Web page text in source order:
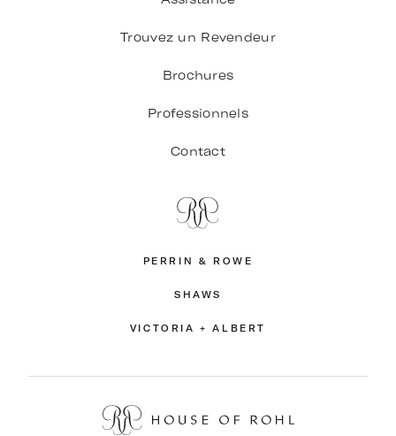
Trouvez un Revendeur
Brochures
Professionnels
Contact
PERRIN & ROWE
SHAWS
VICTORIA + ALBERT